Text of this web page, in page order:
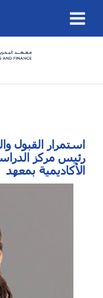
استمرار القبول
الأكاديمية بمعهد